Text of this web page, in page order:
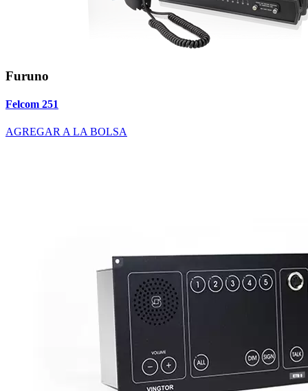
Furuno
Felcom 251
AGREGAR A LA BOLSA